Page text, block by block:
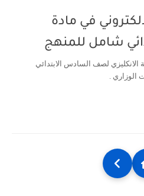
في مادة
شامل للمنهج
الانكليزي لصف السادس الابتدائي
الوزاري .